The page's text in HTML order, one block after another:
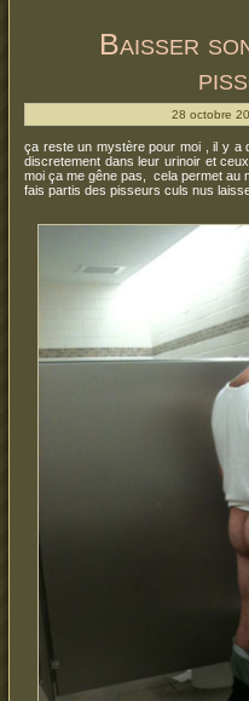
Baisser
28 octobre
ça reste un mystère pour moi , il y a
discretement dans leur urinoir et
moi ça me gêne pas, cela permet au
fais partis des pisseurs culs nus